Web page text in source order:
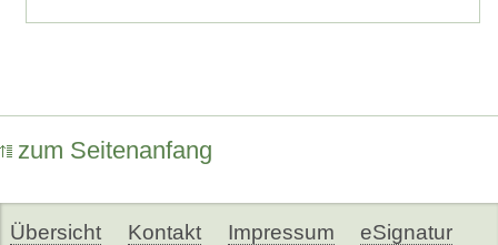
zum Seitenanfang
Übersicht Kontakt Impressum eSignatur